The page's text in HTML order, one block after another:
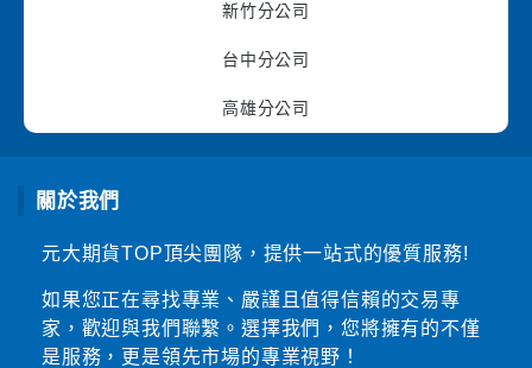
新竹分公司
台中分公司
高雄分公司
關於我們
元大期貨TOP頂尖團隊，提供一站式的優質服務!
如果您正在尋找專業、嚴謹且值得信賴的交易專
家，歡迎與我們聯繫。選擇我們，您將擁有的不僅
是服務，更是領先市場的專業視野！